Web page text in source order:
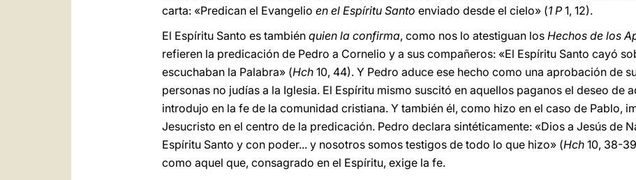
carta: «Predican el Evangelio en el Espíritu Santo enviado desde el cielo» (1 P 1, 12).
El Espíritu Santo es también quien la confirma, como nos lo atestiguan los Hechos de los
refieren la predicación de Pedro a Cornelio y a sus compañeros: «El Espíritu Santo cayó
escuchaban la Palabra» (Hch 10, 44). Y Pedro aduce ese hecho como una aprobación de
personas no judías a la Iglesia. El Espíritu mismo suscitó en aquellos paganos el deseo de
introdujo en la fe de la comunidad cristiana. Y también él, como hizo en el caso de Pablo,
Jesucristo en el centro de la predicación. Pedro declara sintéticamente: «Dios a Jesús de
Espíritu Santo y con poder... y nosotros somos testigos de todo lo que hizo» (Hch 10, 38-
como aquel que, consagrado en el Espíritu, exige la fe.